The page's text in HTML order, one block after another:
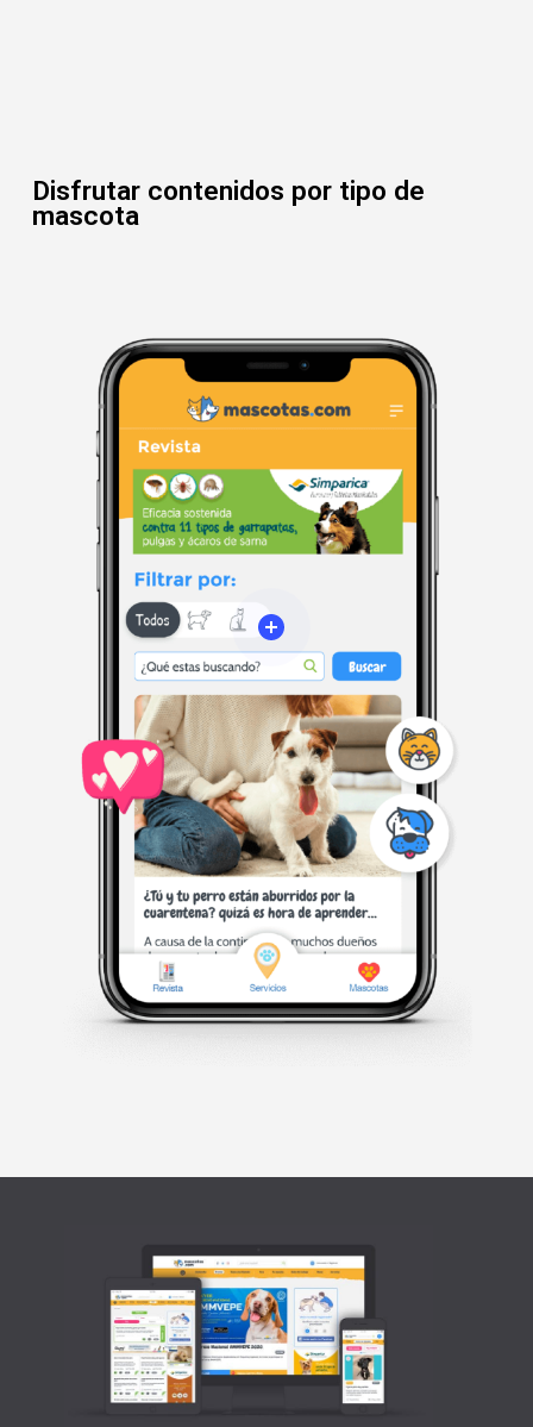
Disfrutar contenidos por tipo de
mascota